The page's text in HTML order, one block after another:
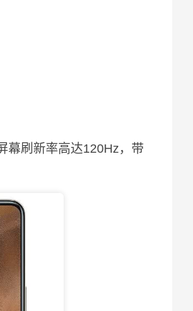
幕刷新率高达120Hz，带